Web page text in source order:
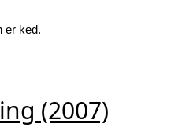
er ked.
(2007)